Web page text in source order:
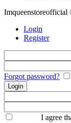
Imqueenstoreofficial
Login
Register
Forgot password?
I agree